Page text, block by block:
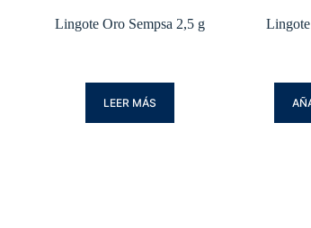
Lingote Oro Sempsa 2,5 g
LEER MÁS